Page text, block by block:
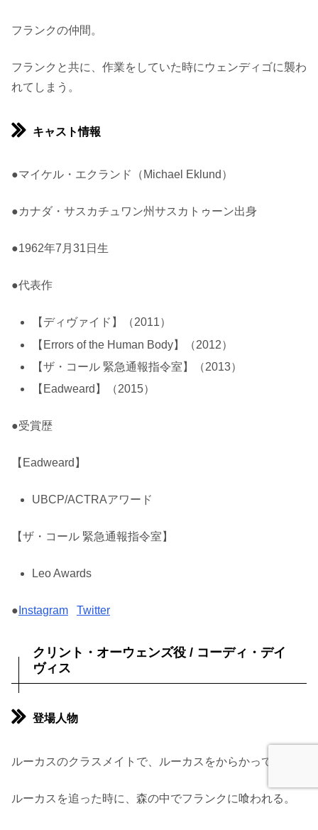
フランクの仲間。
フランクと共に、作業をしていた時にウェンディゴに襲わ
れてしまう。
キャスト情報
●マイケル・エクランド（Michael Eklund）
●カナダ・サスカチュワン州サスカトゥーン出身
●1962年7月31日生
●代表作
【ディヴァイド】（2011）
【Errors of the Human Body】（2012）
【ザ・コール 緊急通報指令室】（2013）
【Eadweard】（2015）
●受賞歴
【Eadweard】
UBCP/ACTRAアワード
【ザ・コール 緊急通報指令室】
Leo Awards
● Instagram Twitter
クリント・オーウェンズ役 / コーディ・デイ
ヴィス
登場人物
ルーカスのクラスメイトで、ルーカスをからかっている。
ルーカスを追った時に、森の中でフランクに喰われる。